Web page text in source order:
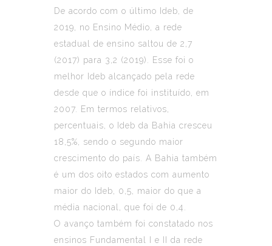
De acordo com o último Ideb, de
2019, no Ensino Médio, a rede
estadual de ensino saltou de 2,7
(2017) para 3,2 (2019). Esse foi o
melhor Ideb alcançado pela rede
desde que o índice foi instituído, em
2007. Em termos relativos,
percentuais, o Ideb da Bahia cresceu
18,5%, sendo o segundo maior
crescimento do país. A Bahia também
é um dos oito estados com aumento
maior do Ideb, 0,5, maior do que a
média nacional, que foi de 0,4.
O avanço também foi constatado nos
ensinos Fundamental I e II da rede